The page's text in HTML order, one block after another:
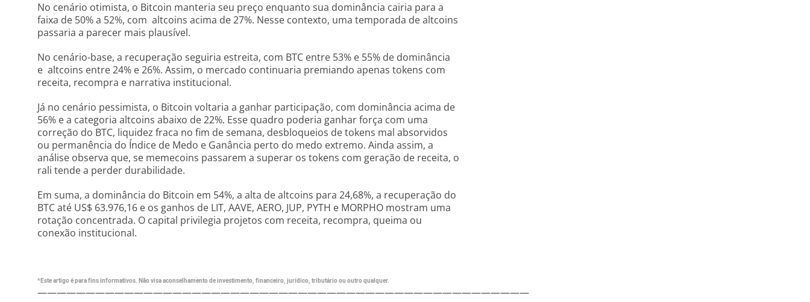
No cenário otimista, o Bitcoin manteria seu preço enquanto sua dominância cairia para a
faixa de 50% a 52%, com altcoins acima de 27%. Nesse contexto, uma temporada de altcoins
passaria a parecer mais plausível.
No cenário-base, a recuperação seguiria estreita, com BTC entre 53% e 55% de dominância
e altcoins entre 24% e 26%. Assim, o mercado continuaria premiando apenas tokens com
receita, recompra e narrativa institucional.
Já no cenário pessimista, o Bitcoin voltaria a ganhar participação, com dominância acima de
56% e a categoria altcoins abaixo de 22%. Esse quadro poderia ganhar força com uma
correção do BTC, liquidez fraca no fim de semana, desbloqueios de tokens mal absorvidos
ou permanência do Índice de Medo e Ganância perto do medo extremo. Ainda assim, a
análise observa que, se memecoins passarem a superar os tokens com geração de receita, o
rali tende a perder durabilidade.
Em suma, a dominância do Bitcoin em 54%, a alta de altcoins para 24,68%, a recuperação do
BTC até US$ 63.976,16 e os ganhos de LIT, AAVE, AERO, JUP, PYTH e MORPHO mostram uma
rotação concentrada. O capital privilegia projetos com receita, recompra, queima ou
conexão institucional.
*Este artigo é para fins informativos. Não visa aconselhamento de investimento, financeiro, jurídico, tributário ou outro qualquer.
———————————————————————————————————————————————————